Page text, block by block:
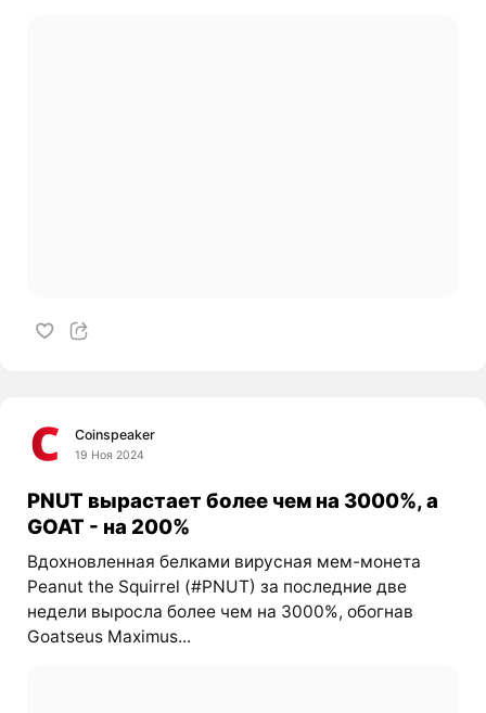
Coinspeaker
19 Ноя 2024
PNUT вырастает более чем на 3000%, а
GOAT - на 200%
Вдохновленная белками вирусная мем-монета
Peanut the Squirrel (#PNUT) за последние две
недели выросла более чем на 3000%, обогнав
Goatseus Maximus...